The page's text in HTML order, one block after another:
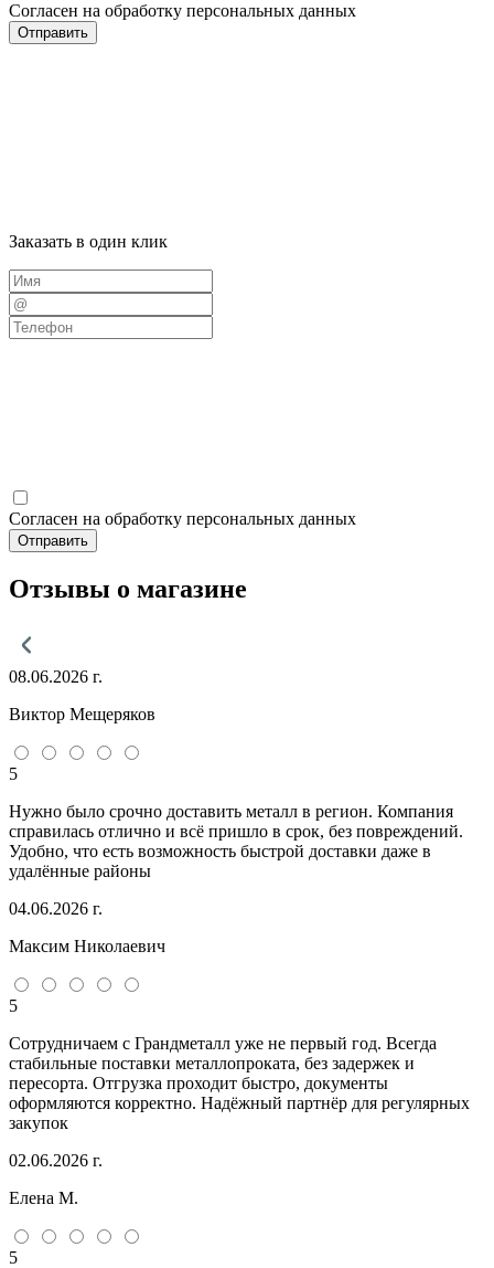
Согласен на обработку персональных данных
Отправить
Заказать в один клик
Согласен на обработку персональных данных
Отправить
Отзывы о магазине
08.06.2026 г.
Виктор Мещеряков
5
Нужно было срочно доставить металл в регион. Компания
справилась отлично и всё пришло в срок, без повреждений.
Удобно, что есть возможность быстрой доставки даже в
удалённые районы
04.06.2026 г.
Максим Николаевич
5
Сотрудничаем с Грандметалл уже не первый год. Всегда
стабильные поставки металлопроката, без задержек и
пересорта. Отгрузка проходит быстро, документы
оформляются корректно. Надёжный партнёр для регулярных
закупок
02.06.2026 г.
Елена М.
5